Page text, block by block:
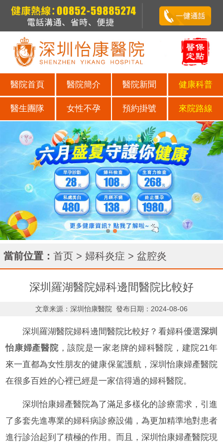
醫院首頁 醫院簡介 醫院新聞 健康科普
醫生團隊 女性不孕 預約掛號 來院路線
當前位置： 首页 > 婦科炎症 > 盆腔炎
深圳羅湖醫院婦科邊間醫院比較好
文章来源：深圳怡康醫院 發布日期：2024-08-06
深圳羅湖醫院婦科邊間醫院比較好？看婦科優選深圳
怡康婦產醫院，該院是一家老牌的婦科醫院，建院21年
來一直都為女性朋友的健康保駕護航，深圳怡康婦產醫院
在很多百姓的心裡已經是一家信得過的婦科醫院。
深圳怡康婦產醫院為了滿足多樣化的診療需求，引進
了多套先進專業的婦科病診療設備，為更加精準地對患者
進行診治起到了積極的作用。而且，深圳怡康婦產醫院現